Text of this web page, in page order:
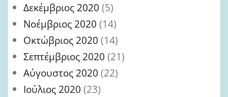
Δεκέμβριος 2020 (5)
Νοέμβριος 2020 (14)
Οκτώβριος 2020 (14)
Σεπτέμβριος 2020 (21)
Αύγουστος 2020 (22)
Ιούλιος 2020 (23)